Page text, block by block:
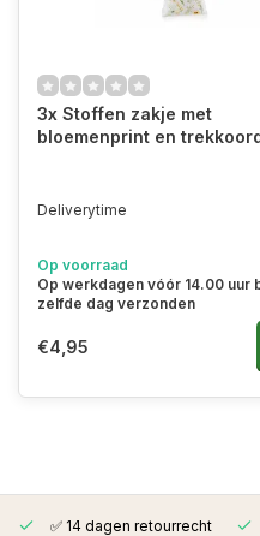
3x Stoffen zakje met
bloemenprint en
Deliverytime
Op voorraad
Op werkdagen vóór 14.00 uur
zelfde dag verzonden
€4,95
✅ 14 dagen retourrecht